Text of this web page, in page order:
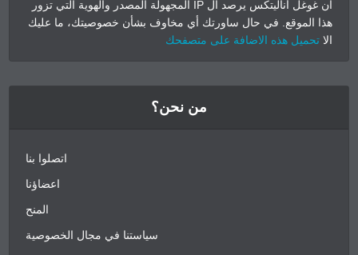
ان غوغل أناليتكس يرصد ال IP المجهولة المصدر والهوية التي تزور
هذا الموقع. في حال ساورتك أي مخاوف بشأن خصوصيتك، ما عليك
الا تحميل هذه الاضافة على متصفحك
من نحن؟
اتصلوا بنا
اعضاؤنا
المنح
سياستنا في مجال الخصوصية